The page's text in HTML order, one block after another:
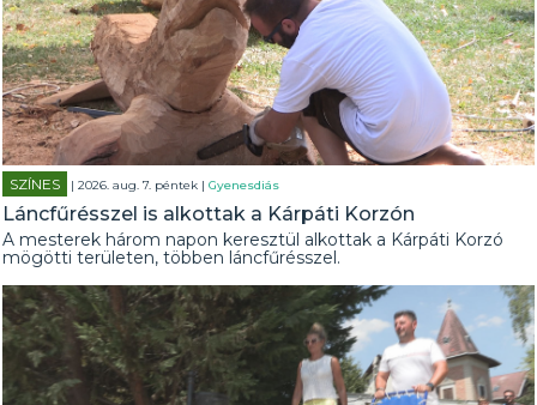
SZÍNES | 2026. aug. 7. péntek |Gyenesdiás
Láncfűrésszel is alkottak a Kárpáti Korzón
A mesterek három napon keresztül alkottak a Kárpáti Korzó
mögötti területen, többen láncfűrésszel.